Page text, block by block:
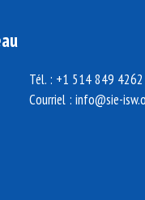
Tél. : +1 514 849 4262
Courriel :info@sie-